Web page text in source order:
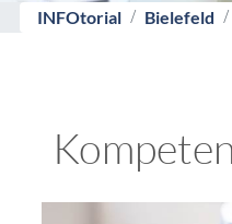
INFOtorial Bielefeld